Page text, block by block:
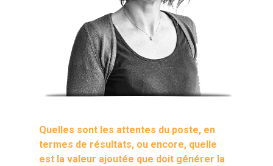
Quelles sont les attentes du poste, en
termes de résultats, ou encore, quelle
est la valeur ajoutée que doit générer la